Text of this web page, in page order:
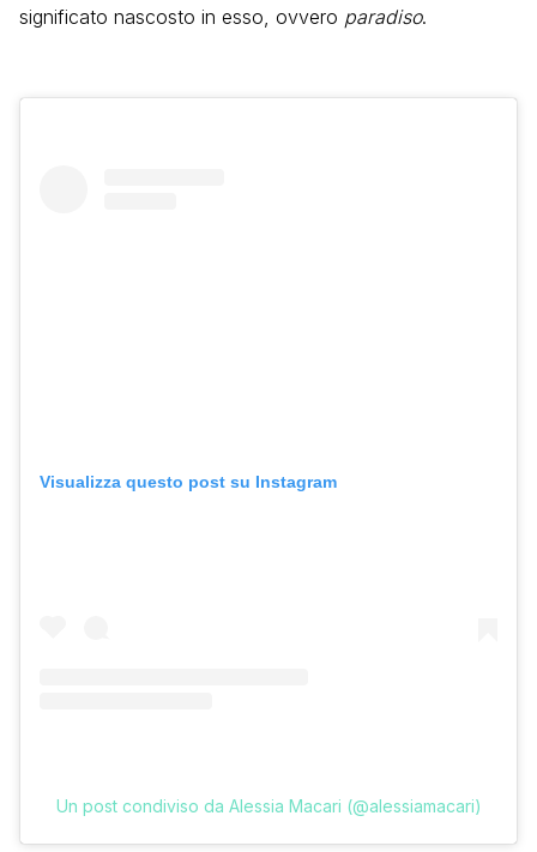
significato nascosto in esso, ovvero paradiso.
Visualizza questo post su Instagram
Un post condiviso da Alessia Macari (@alessiamacari)